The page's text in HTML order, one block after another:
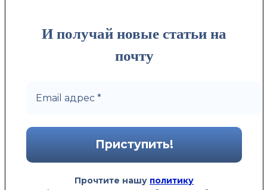
И получай новые статьи на
почту
Прочтите нашу политику